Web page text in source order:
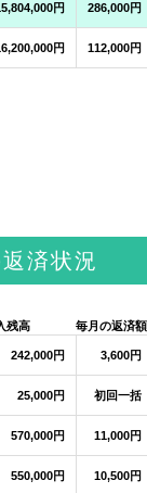
円 286,000円
円 112,000円
済状況
残高 毎月の返済額
242,000円 3,600円
25,000円 初回一括
570,000円 11,000円
550,000円 10,500円